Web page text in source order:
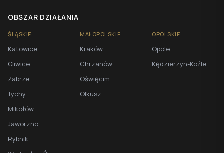
OBSZAR DZIAŁANIA
ŚLĄSKIE
Katowice
Gliwice
Zabrze
Tychy
Mikołów
Jaworzno
Rybnik
MAŁOPOLSKIE
Kraków
Chrzanów
Oświęcim
Olkusz
OPOLSKIE
Opole
Kędzierzyn-Koźle